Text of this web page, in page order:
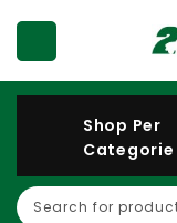
Shop Per
Categorie